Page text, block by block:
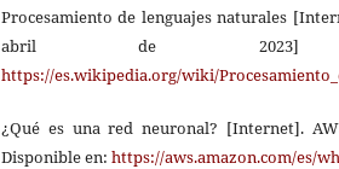
Procesamiento de lenguajes naturales
abril de 2023]
https://es.wikipedia.org/wiki/
¿Qué es una red neuronal? [Internet].
Disponible en: https://aws.amazon.com/es/